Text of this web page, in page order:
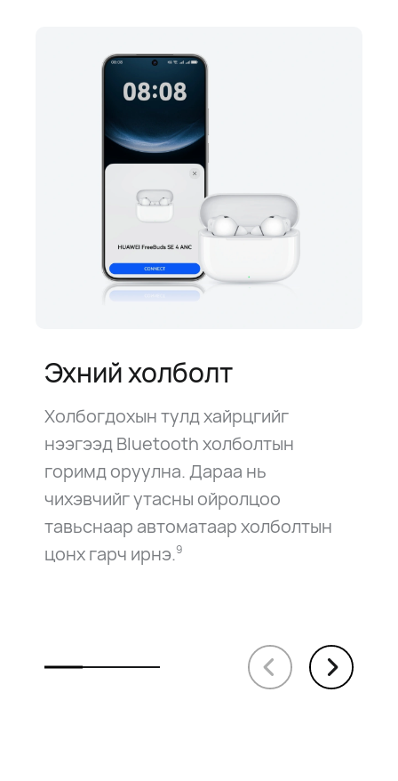
Эхний холболт
Холбогдохын тулд хайрцгийг
нээгээд Bluetooth холболтын
горимд оруулна. Дараа нь
чихэвчийг утасны ойролцоо
тавьснаар автоматаар холболтын
цонх гарч ирнэ.9